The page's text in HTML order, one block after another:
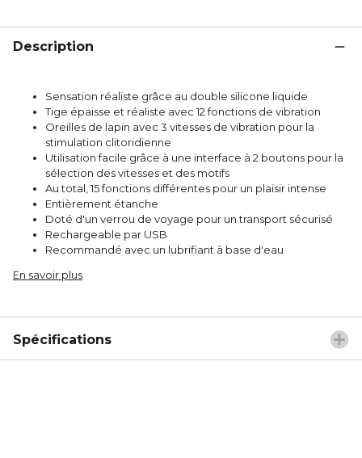
Description
Sensation réaliste grâce au double silicone liquide
Tige épaisse et réaliste avec 12 fonctions de vibration
Oreilles de lapin avec 3 vitesses de vibration pour la
stimulation clitoridienne
Utilisation facile grâce à une interface à 2 boutons pour la
sélection des vitesses et des motifs
Au total, 15 fonctions différentes pour un plaisir intense
Entièrement étanche
Doté d'un verrou de voyage pour un transport sécurisé
Rechargeable par USB
Recommandé avec un lubrifiant à base d'eau
En savoir plus
Spécifications